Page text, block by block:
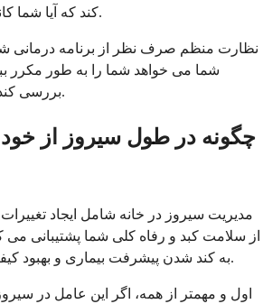
کند که آیا شما کاندیدای پیوند هستید یا خیر.
نظارت منظم صرف نظر از برنامه
شما می خواهد شما را به طور مکرر
بررسی کند و به دنبال عوارض باشد.
چگونه در طول سیروز از
مدیریت سیروز در خانه شامل ایجاد
از سلامت کبد و رفاه کلی شما پشتیبانی می
به کند شدن پیشرفت بیماری و بهبود کیفیت زندگی شما کمک کند.
اول و مهمتر از همه، اگر این عامل در